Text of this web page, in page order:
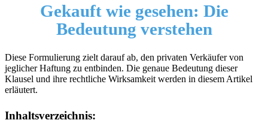
Gekauft wie gesehen: Die
Bedeutung verstehen
Diese Formulierung zielt darauf ab, den privaten Verkäufer von
jeglicher Haftung zu entbinden. Die genaue Bedeutung dieser
Klausel und ihre rechtliche Wirksamkeit werden in diesem Artikel
erläutert.
Inhaltsverzeichnis: